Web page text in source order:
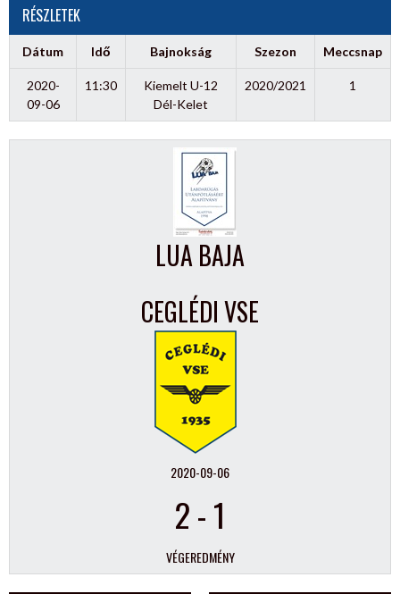
RÉSZLETEK
Dátum Idő Bajnokság Szezon Meccsnap
2020-
09-06
11:30
Kiemelt U-12
Dél-Kelet
2020/2021 1
LUA BAJA
CEGLÉDI VSE
2020-09-06
2-1
VÉGEREDMÉNY